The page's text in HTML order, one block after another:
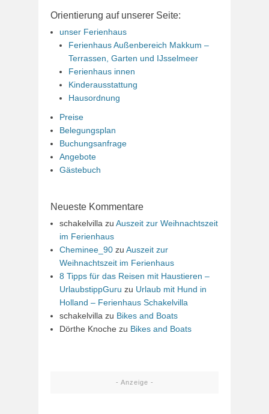
Orientierung auf unserer Seite:
unser Ferienhaus
Ferienhaus Außenbereich Makkum –
Terrassen, Garten und IJsselmeer
Ferienhaus innen
Kinderausstattung
Hausordnung
Preise
Belegungsplan
Buchungsanfrage
Angebote
Gästebuch
Neueste Kommentare
schakelvilla zu Auszeit zur Weihnachtszeit
im Ferienhaus
Cheminee_90 zu Auszeit zur
Weihnachtszeit im Ferienhaus
8 Tipps für das Reisen mit Haustieren –
UrlaubstippGuru zu Urlaub mit Hund in
Holland – Ferienhaus Schakelvilla
schakelvilla zu Bikes and Boats
Dörthe Knoche zu Bikes and Boats
- Anzeige -